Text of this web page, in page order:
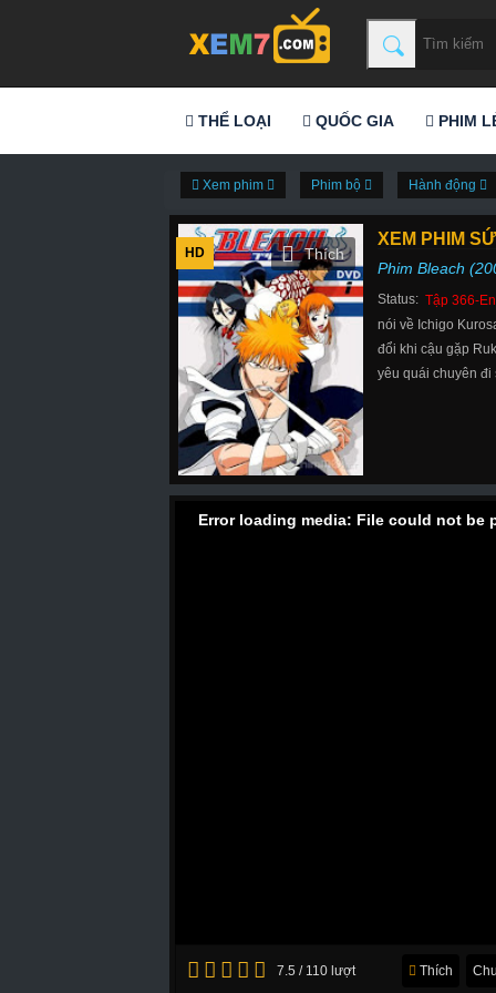
THỂ LOẠI QUỐC GIA PHIM
Xem phim Phim bộ Hành động
HD
XEM PHIM
Phim Bleach
Status: Tập 366-
nói về Ichigo
đổi khi cậu gặp
yêu quái chuyên
Error loading media: File could not be
7.5 / 110 lượt Thích